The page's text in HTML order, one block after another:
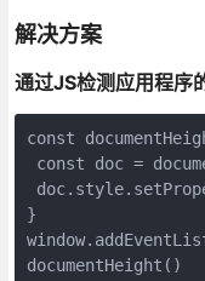
解决方案
通过JS检测应用程序
const
const doc =
}
documentHeight()